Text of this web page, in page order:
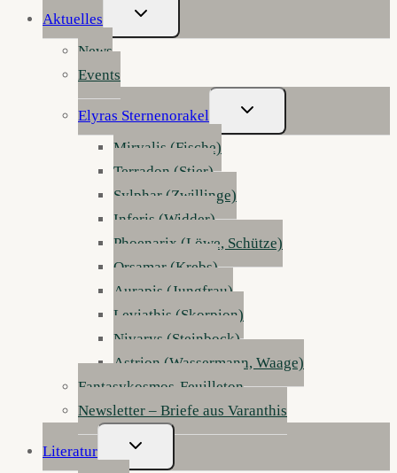
Aktuelles
Untermenü
Umschalten
News
Events
Elyras Sternenorakel
Untermenü
Umschalten
Mirvalis (Fische)
Terradon (Stier)
Sylphar (Zwillinge)
Inferis (Widder)
Phoenarix (Löwe, Schütze)
Orsamar (Krebs)
Aurapis (Jungfrau)
Leviathis (Skorpion)
Nivarys (Steinbock)
Astrion (Wassermann, Waage)
Fantasykosmos-Feuilleton
Newsletter – Briefe aus Varanthis
Literatur
Untermenü
Umschalten